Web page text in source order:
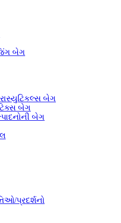
બેગ
બેગ
બેગ
બેગ
પ્રદર્શનો